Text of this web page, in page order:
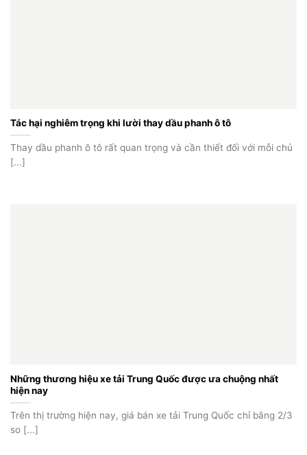
Tác hại nghiêm trọng khi lười thay dầu phanh ô tô
Thay dầu phanh ô tô rất quan trọng và cần thiết đối với mỗi chủ
[...]
Những thương hiệu xe tải Trung Quốc được ưa chuộng nhất
hiện nay
Trên thị trường hiện nay, giá bán xe tải Trung Quốc chỉ bằng 2/3
so [...]